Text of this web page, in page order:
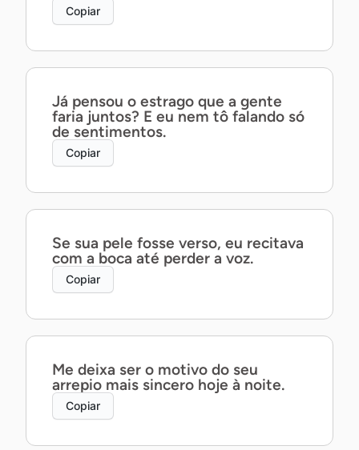
Copiar
Já pensou o estrago que a gente
faria juntos? E eu nem tô falando só
de sentimentos.
Copiar
Se sua pele fosse verso, eu recitava
com a boca até perder a voz.
Copiar
Me deixa ser o motivo do seu
arrepio mais sincero hoje à noite.
Copiar